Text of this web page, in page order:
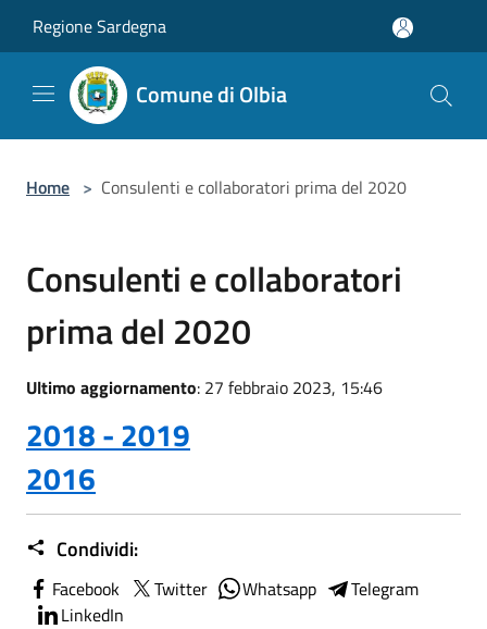
Regione Sardegna
Comune di Olbia
Home > Consulenti e collaboratori prima del 2020
Consulenti e collaboratori
prima del 2020
Ultimo aggiornamento: 27 febbraio 2023, 15:46
2018 - 2019
2016
Condividi:
Facebook Twitter Whatsapp
Telegram
LinkedIn